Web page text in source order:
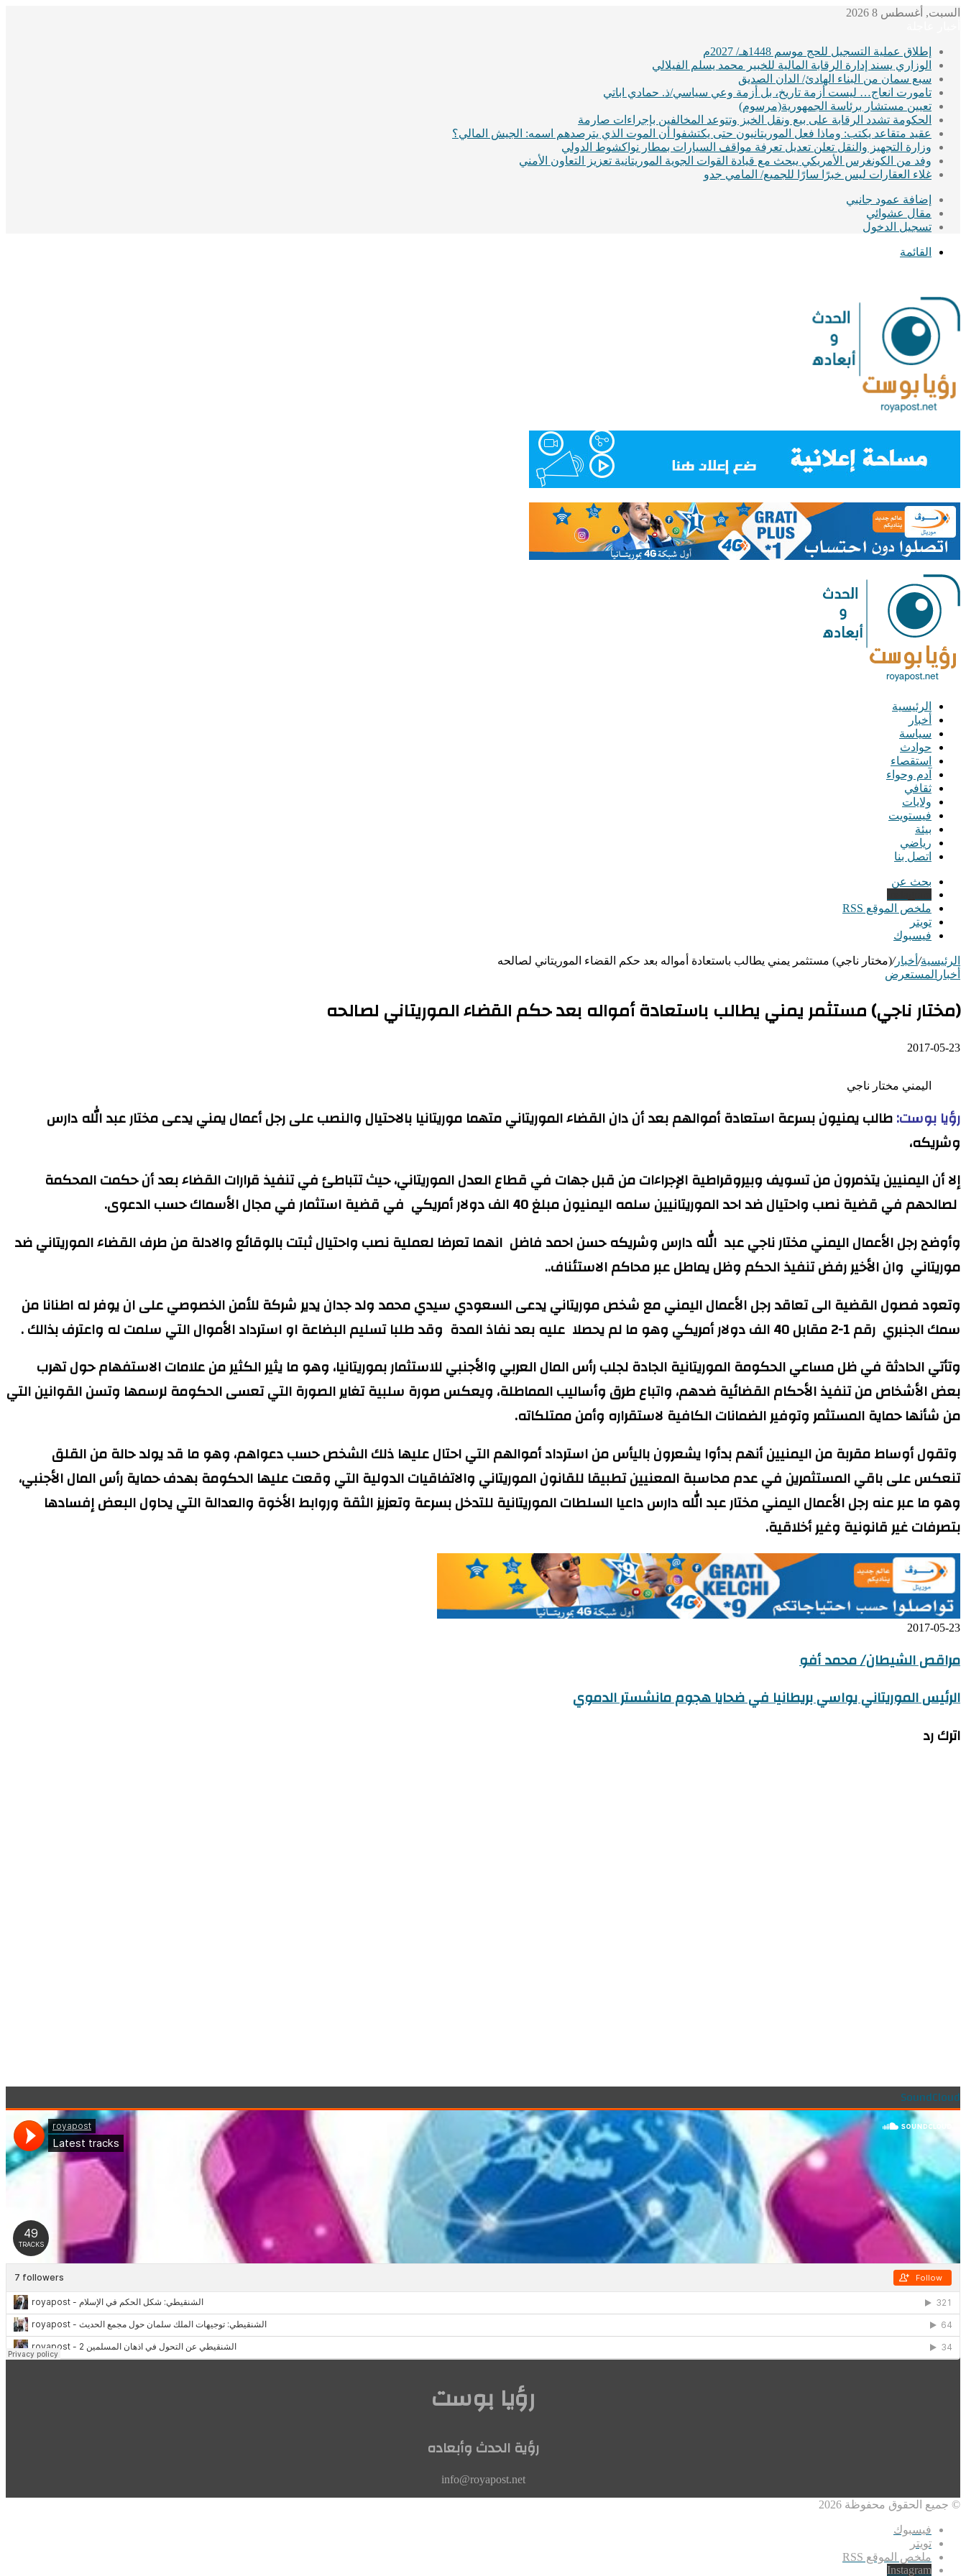
السبت, أغسطس 8 2026
إطلاق عملية التسجيل للحج موسم 1448هـ/ 2027م
الوزاري يسند إدارة الرقابة المالية للخبير محمد يسلم الفيلالي
سبع سمان من البناء الهادئ/ الدان الصديق
تامورت انعاج… ليست أزمة تاريخ، بل أزمة وعي سياسي/ذ. حمادي اباتي
تعيين مستشار برئاسة الجمهورية(مرسوم)
الحكومة تشدد الرقابة على بيع ونقل الخبز وتتوعد المخالفين بإجراءات صارمة
عقيد متقاعد يكتب: وماذا فعل الموريتانيون حتى يكتشفوا أن الموت الذي يترصدهم اسمه: الجيش المالي؟
وزارة التجهيز والنقل تعلن تعديل تعرفة مواقف السيارات بمطار نواكشوط الدولي
وفد من الكونغرس الأمريكي يبحث مع قيادة القوات الجوية الموريتانية تعزيز التعاون الأمني
غلاء العقارات ليس خبرًا سارًا للجميع/ المامي جدو
إضافة عمود جانبي
مقال عشوائي
تسجيل الدخول
القائمة
الرئيسية
أخبار
سياسة
حوادث
استقصاء
آدم وحواء
ثقافي
ولايات
فيستويت
بيئة
رياضي
اتصل بنا
بحث عن
ملخص الموقع RSS
تويتر
فيسبوك
الرئيسية/ أخبار/(مختار ناجي) مستثمر يمني يطالب باستعادة أمواله بعد حكم القضاء الموريتاني لصالحه
أخبار المستعرض
(مختار ناجي) مستثمر يمني يطالب باستعادة أمواله بعد حكم القضاء الموريتاني لصالحه
2017-05-23
اليمني مختار ناجي
رؤيا بوست:طالب يمنيون بسرعة استعادة أموالهم بعد أن دان القضاء الموريتاني متهما موريتانيا بالاحتيال والنصب على رجل أعمال يمني يدعى مختار عبد الله دارس
وشريكه،
إلا أن اليمنيين يتذمرون من تسويف وبيروقراطية الإجراءات من قبل جهات في قطاع العدل الموريتاني، حيث تتباطئ في تنفيذ قرارات القضاء بعد أن حكمت المحكمة
لصالحهم في قضية نصب واحتيال ضد احد الموريتانيين سلمه اليمنيون مبلغ 40 الف دولار أمريكي في قضية استثمار في مجال الأسماك حسب الدعوى.
وأوضح رجل الأعمال اليمني مختار ناجي عبد الله دارس وشريكه حسن احمد فاضل انهما تعرضا لعملية نصب واحتيال ثبتت بالوقائع والادلة من طرف القضاء الموريتاني ضد
موريتاني وان الأخير رفض تنفيذ الحكم وظل يماطل عبر محاكم الاستئناف..
وتعود فصول القضية الى تعاقد رجل الأعمال اليمني مع شخص موريتاني يدعى السعودي سيدي محمد ولد جدان يدير شركة للأمن الخصوصي على ان يوفر له اطنانا من
سمك الجنبري رقم 1-2 مقابل 40 الف دولار أمريكي وهو ما لم يحصلا عليه بعد نفاذ المدة وقد طلبا تسليم البضاعة او استرداد الأموال التي سلمت له واعترف بذالك .
وتأتي الحادثة في ظل مساعي الحكومة الموريتانية الجادة لجلب رأس المال العربي والأجنبي للاستثمار بموريتانيا، وهو ما يثير الكثير من علامات الاستفهام حول تهرب
بعض الأشخاص من تنفيذ الأحكام القضائية ضدهم، واتباع طرق وأساليب المماطلة، ويعكس صورة سلبية تغاير الصورة التي تعسى الحكومة لرسمها وتسن القوانين التي
من شأنها حماية المستثمر وتوفير الضمانات الكافية لاستقراره وأمن ممتلكاته.
وتقول أوساط مقربة من اليمنيين أنهم بدأوا يشعرون باليأس من استرداد أموالهم التي احتال عليها ذلك الشخص حسب دعواهم، وهو ما قد يولد حالة من القلق
تنعكس على باقي المستثمرين في عدم محاسبة المعنيين تطبيقا للقانون الموريتاني والاتفاقيات الدولية التي وقعت عليها الحكومة بهدف حماية رأس المال الأجنبي،
وهو ما عبر عنه رجل الأعمال اليمني مختار عبد الله دارس داعيا السلطات الموريتانية للتدخل بسرعة وتعزيز الثقة وروابط الأخوة والعدالة التي يحاول البعض إفسادها
بتصرفات غير قانونية وغير أخلاقية.
2017-05-23
مراقص الشيطان/ محمد أفو
الرئيس الموريتاني يواسي بريطانيا في ضحايا هجوم مانشستر الدموي
اترك رد
SoundCloud
رؤيا بوست
رؤية الحدث وأبعاده
info@royapost.net
© جميع الحقوق محفوظة 2026
فيسبوك
تويتر
ملخص الموقع RSS
Instagram